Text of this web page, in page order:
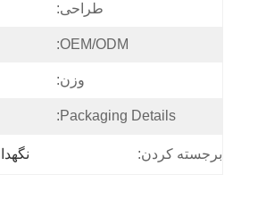
طراحی:
OEM/ODM:
وزن:
Packaging Details:
برجسته کردن: